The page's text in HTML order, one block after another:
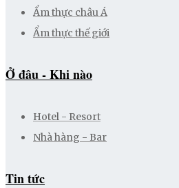
Ẩm thực châu Á
Ẩm thực thế giới
Ở đâu - Khi nào
Hotel - Resort
Nhà hàng - Bar
Tin tức